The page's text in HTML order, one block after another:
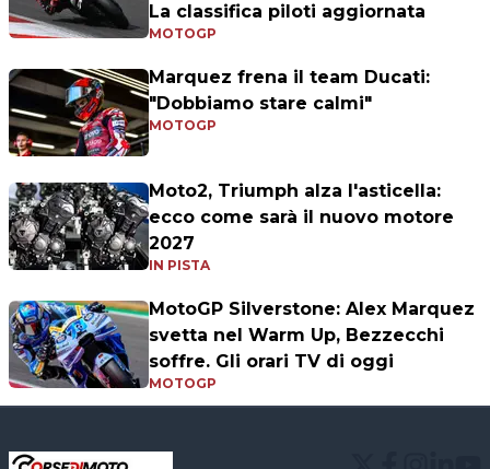
La classifica piloti aggiornata
MOTOGP
Marquez frena il team Ducati:
"Dobbiamo stare calmi"
MOTOGP
Moto2, Triumph alza l'asticella:
ecco come sarà il nuovo motore
2027
IN PISTA
MotoGP Silverstone: Alex Marquez
svetta nel Warm Up, Bezzecchi
soffre. Gli orari TV di oggi
MOTOGP